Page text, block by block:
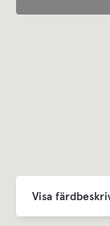
Visa